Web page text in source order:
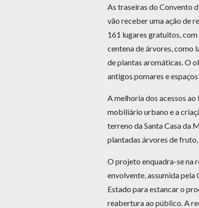
As traseiras do Convento
vão receber uma ação de
161 lugares gratuitos, com
centena de árvores, como
de plantas aromáticas. O
antigos pomares e
A melhoria dos acessos
mobiliário urbano e a
terreno da Santa Casa da
plantadas árvores de
O projeto enquadra-se na
envolvente, assumida pela
Estado para estancar o
reabertura ao público. A